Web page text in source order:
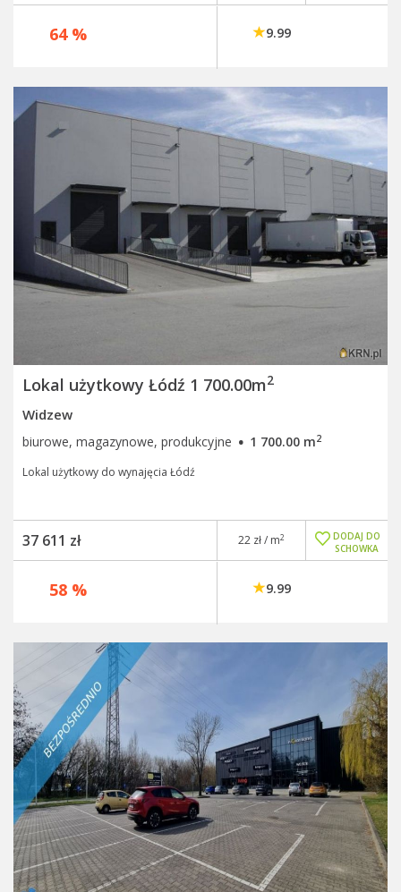
64 % 9.99
Lokal użytkowy Łódź 1 700.00m2
Widzew
biurowe, magazynowe, produkcyjne · 1 700.00 m2
Lokal użytkowy do wynajęcia Łódź
37 611 zł
DODAJ DO
SCHOWKA
22 zł / m2
58 % 9.99